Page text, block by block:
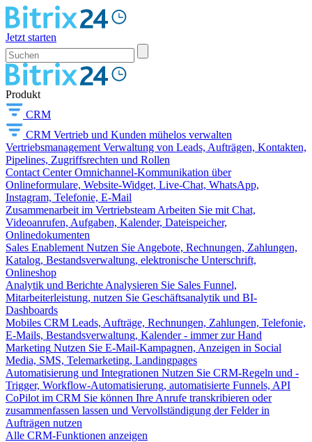
Jetzt starten
Produkt
CRM
CRM Vertrieb und Kunden mühelos verwalten
Vertriebsmanagement Verwaltung von Leads, Aufträgen, Kontakten,
Pipelines, Zugriffsrechten und Rollen
Contact Center Omnichannel-Kommunikation über
Onlineformulare, Website-Widget, Live-Chat, WhatsApp,
Instagram, Telefonie, E-Mail
Zusammenarbeit im Vertriebsteam Arbeiten Sie mit Chat,
Videoanrufen, Aufgaben, Kalender, Dateispeicher,
Onlinedokumenten
Sales Enablement Nutzen Sie Angebote, Rechnungen, Zahlungen,
Katalog, Bestandsverwaltung, elektronische Unterschrift,
Onlineshop
Analytik und Berichte Analysieren Sie Sales Funnel,
Mitarbeiterleistung, nutzen Sie Geschäftsanalytik und BI-
Dashboards
Mobiles CRM Leads, Aufträge, Rechnungen, Zahlungen, Telefonie,
E-Mails, Bestandsverwaltung, Kalender - immer zur Hand
Marketing Nutzen Sie E-Mail-Kampagnen, Anzeigen in Social
Media, SMS, Telemarketing, Landingpages
Automatisierung und Integrationen Nutzen Sie CRM-Regeln und -
Trigger, Workflow-Automatisierung, automatisierte Funnels, API
CoPilot im CRM Sie können Ihre Anrufe transkribieren oder
zusammenfassen lassen und Vervollständigung der Felder in
Aufträgen nutzen
Alle CRM-Funktionen anzeigen